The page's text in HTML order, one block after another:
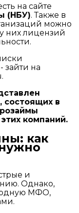
на сайте
(НБУ). Также в
можно
них лицензий
зайти на
в
компаний.
как
и
Однако,
МФО,